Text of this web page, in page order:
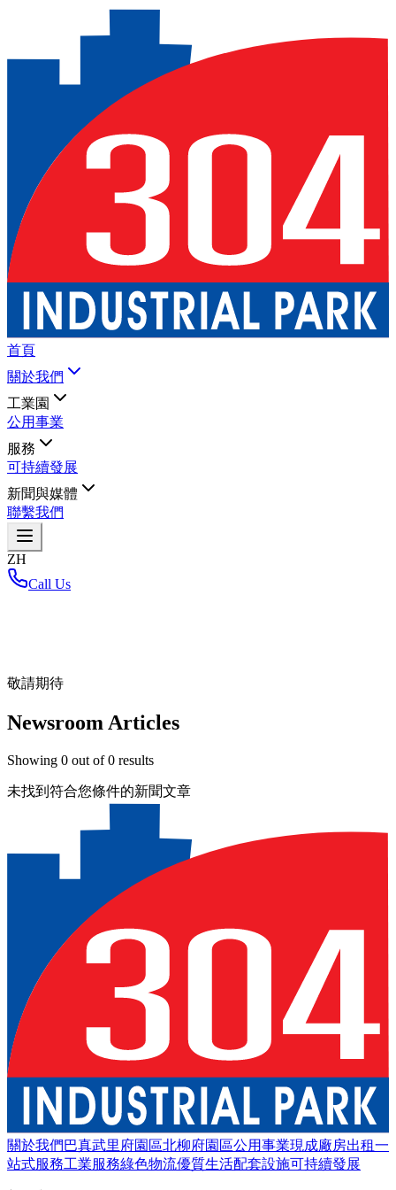
首頁
關於我們
工業園
公用事業
服務
可持續發展
新聞與媒體
聯繫我們
ZH
Call Us
敬請期待
Newsroom Articles
Showing 0 out of0 results
未找到符合您條件的新聞文章
關於我們 巴真武里府園區北柳府園區公用事業現成廠房出租一
站式服務工業服務綠色物流優質生活配套設施可持續發展